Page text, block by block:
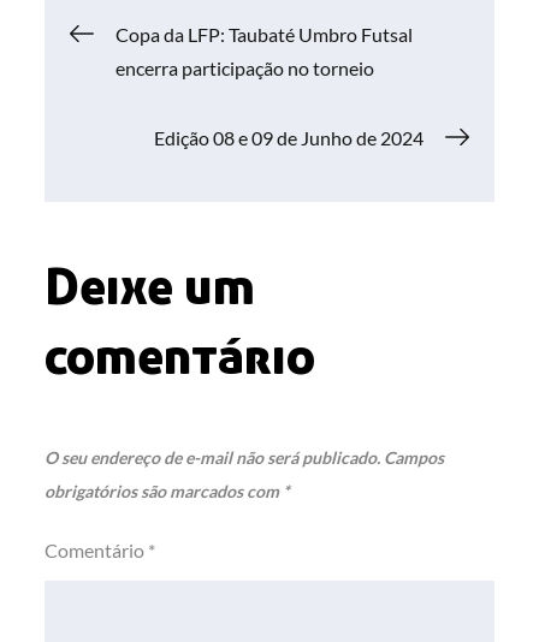
Navegação
Copa da LFP: Taubaté Umbro Futsal
encerra participação no torneio
Edição 08 e 09 de Junho de 2024
Deixe um
comentário
O seu endereço de e-mail não será publicado. Campos
obrigatórios são marcados com *
Comentário *